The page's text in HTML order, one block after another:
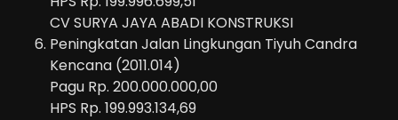
CV SURYA JAYA ABADI KONSTRUKSI
Peningkatan Jalan Lingkungan Tiyuh Candra
Kencana (2011.014)
Pagu Rp. 200.000.000,00
HPS Rp. 199.993.134,69